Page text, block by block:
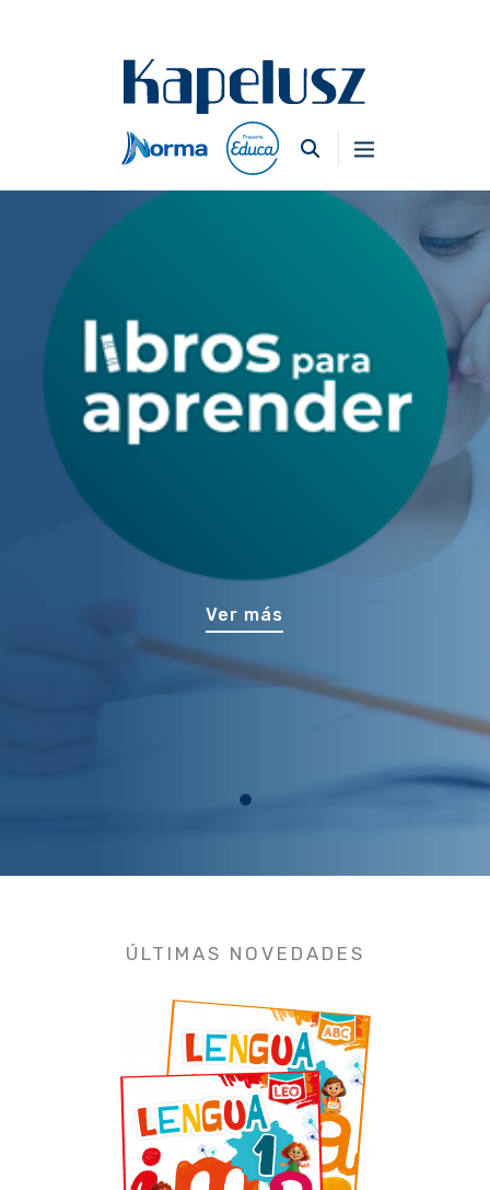
Ver más
ÚLTIMAS NOVEDADES